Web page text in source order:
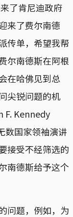
了肯尼迪政府
来了费尔南德
传单，希望我帮
尔南德斯在阿根
在哈佛见到总
尖锐问题的机
F. Kennedy
国家领袖演讲
接受不经筛选的
南德斯给予这个
问题，例如，为